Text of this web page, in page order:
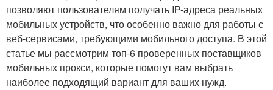
позволяют пользователям получать IP-адреса реальных
мобильных устройств, что особенно важно для работы с
веб-сервисами, требующими мобильного доступа. В этой
статье мы рассмотрим топ-6 проверенных поставщиков
мобильных прокси, которые помогут вам выбрать
наиболее подходящий вариант для ваших нужд.